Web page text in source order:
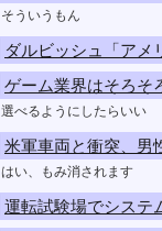
そういうもん
ダルビッシュ「アメ
ゲーム業界はそろそ
選べるようにしたらいい
米軍車両と衝突、男
はい、もみ消されます
運転試験場でシステ